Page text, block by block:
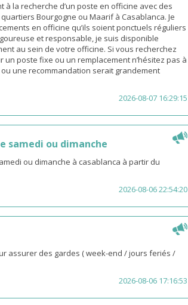
la recherche d’un poste en officine avec des
Bourgogne ou Maarif à Casablanca. Je
en officine qu’ils soient ponctuels réguliers
et responsable, je suis disponible
au sein de votre officine. Si vous recherchez
poste fixe ou un remplacement n’hésitez pas à
une recommandation serait grandement
2026-08-07 16:29:15
samedi ou dimanche
ou dimanche à casablanca à partir du
2026-08-06 22:54:20
assurer des gardes ( week-end / jours feriés /
2026-08-06 17:16:53